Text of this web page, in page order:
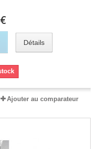
Détails
Ajouter au comparateur